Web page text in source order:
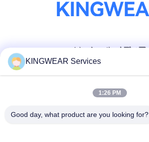
ソーシャル メディア
迅速な連絡
テレ
KINGWEAR Services
1:26 PM
Good day, what product are you looking for?